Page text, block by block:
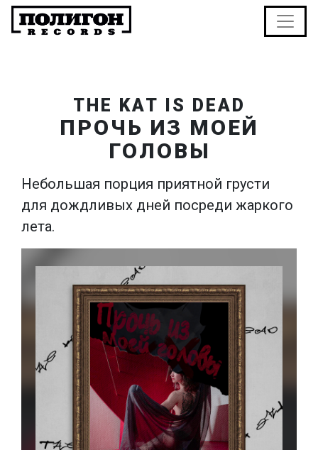
THE KAT IS DEAD
ПРОЧЬ ИЗ МОЕЙ
ГОЛОВЫ
Небольшая порция приятной грусти
для дождливых дней посреди жаркого
лета.